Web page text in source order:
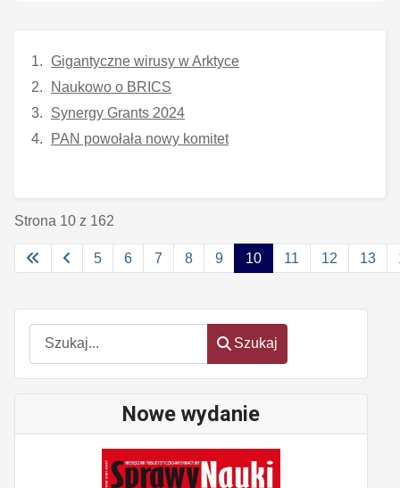
Szukaj
Szukaj
Nowe wydanie
Gigantyczne wirusy w Arktyce
Naukowo o BRICS
Synergy Grants 2024
PAN powołała nowy komitet
Strona 10 z 162
5 6 7 8 9 10 11 12 13